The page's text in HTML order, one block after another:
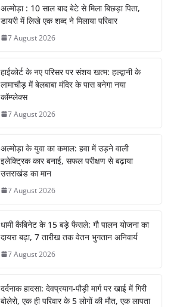
अल्मोड़ा : 10 साल बाद बेटे से मिला बिछड़ा पिता,
डायरी में लिखे एक शब्द ने मिलाया परिवार
7 August 2026
हाईकोर्ट के नए परिसर पर संशय खत्म: हल्द्वानी के
लामाचौड़ में बेलबाबा मंदिर के पास बनेगा नया
कॉम्प्लेक्स
7 August 2026
अल्मोड़ा के युवा का कमाल: हवा में उड़ने वाली
इलेक्ट्रिक कार बनाई, सफल परीक्षण से बढ़ाया
उत्तराखंड का मान
7 August 2026
धामी कैबिनेट के 15 बड़े फैसले: गौ पालन योजना का
दायरा बढ़ा, 7 तारीख तक वेतन भुगतान अनिवार्य
7 August 2026
दर्दनाक हादसा: देवप्रयाग-पौड़ी मार्ग पर खाई में गिरी
बोलेरो, एक ही परिवार के 5 लोगों की मौत, एक लापता